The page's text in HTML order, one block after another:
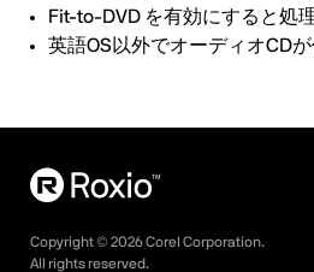
Fit-to-DVD を有効にすると処
英語OS以外でオーディオCD
Copyright © 2026Corel Corporation.
All rights reserved.